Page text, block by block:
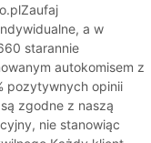
a w
starannie
autokomisem z
pozytywnych opinii
zgodne z naszą
nie stanowiąc